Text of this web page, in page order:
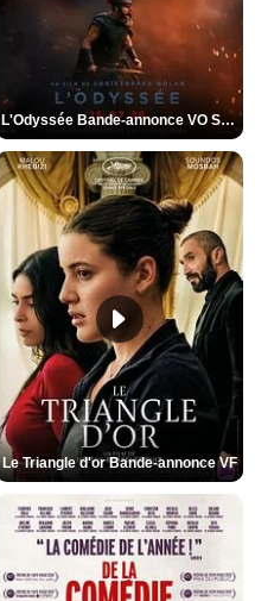
L'Odyssée Bande-annonce VO STFR
Le Triangle d'or Bande-annonce VF